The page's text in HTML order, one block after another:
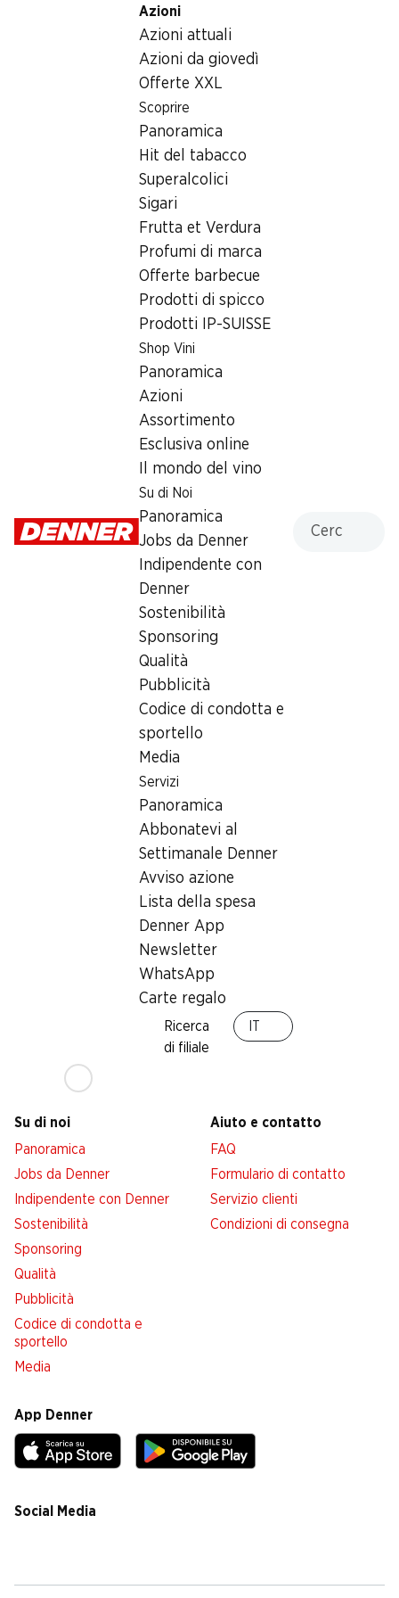
Azioni
Azioni attuali
Azioni da giovedì
Offerte XXL
Scoprire
Panoramica
Hit del tabacco
Superalcolici
Sigari
Frutta et Verdura
Profumi di marca
Offerte barbecue
Prodotti di spicco
Prodotti IP-SUISSE
Shop Vini
Panoramica
Azioni
Assortimento
Esclusiva online
Il mondo del vino
Su di Noi
Panoramica
Jobs da Denner
Indipendente con
Denner
Sostenibilità
Sponsoring
Qualità
Pubblicità
Codice di condotta e
sportello
Media
Servizi
Panoramica
Abbonatevi al
Settimanale Denner
Avviso azione
Lista della spesa
Denner App
Newsletter
WhatsApp
Carte regalo
Ricerca
di filiale
Varie
Martini Floreale
Label e premi
1027432
Con la newsletter di Denner si rimane sempre aggiornati. Si
Abbonatevi al settimanale
Carte regalo
Filiali
Ricerca di filiale
Nuovi spazi commerciali
Su di noi
Panoramica
Jobs da Denner
Indipendente con Denner
Sostenibilità
Sponsoring
Qualità
Pubblicità
Codice di condotta e
sportello
Media
Aiuto e contatto
FAQ
Formulario di contatto
Servizio clienti
Condizioni di consegna
App Denner
Social Media